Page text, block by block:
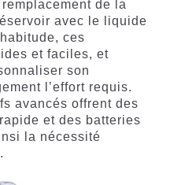
de la
avec le liquide
ces
et faciles, et
son
l’effort requis.
avancés offrent des
et des batteries
la nécessité